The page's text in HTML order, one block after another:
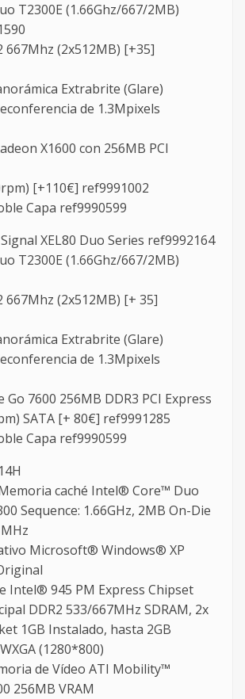
T2300E (1.66Ghz/667/2MB)
667Mhz (2x512MB) [+35]
Extrabrite (Glare)
de 1.3Mpixels
X1600 con 256MB PCI
[+110€] ref9991002
Capa ref9990599
XEL80 Duo Series ref9992164
T2300E (1.66Ghz/667/2MB)
667Mhz (2x512MB) [+ 35]
Extrabrite (Glare)
de 1.3Mpixels
Go 7600 256MB DDR3 PCI Express
SATA [+ 80€] ref9991285
Capa ref9990599
caché Intel® Core™ Duo
Sequence: 1.66GHz, 2MB On-Die
Microsoft® Windows® XP
Intel® 945 PM Express Chipset
DDR2 533/667MHz SDRAM, 2x
1GB Instalado, hasta 2GB
(1280*800)
de Vídeo ATI Mobility™
256MB VRAM